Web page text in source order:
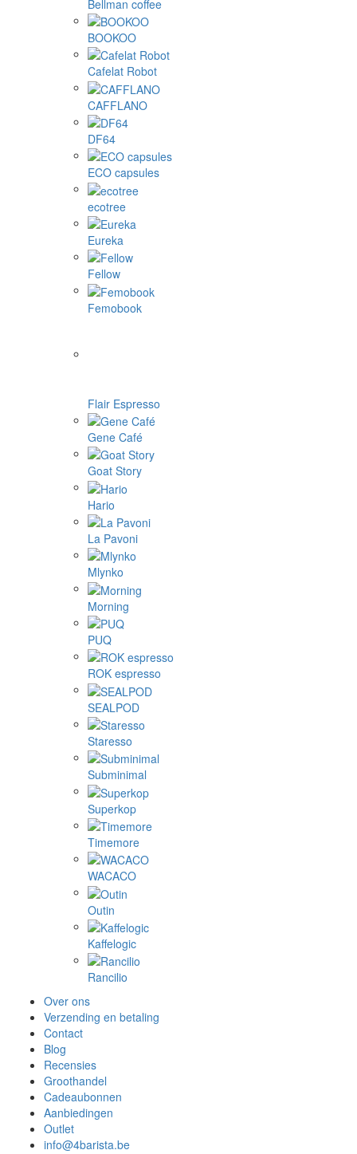
Bellman coffee
BOOKOO
Cafelat Robot
CAFFLANO
DF64
ECO capsules
ecotree
Eureka
Fellow
Femobook
Flair Espresso
Gene Café
Goat Story
Hario
La Pavoni
Mlynko
Morning
PUQ
ROK espresso
SEALPOD
Staresso
Subminimal
Superkop
Timemore
WACACO
Outin
Kaffelogic
Rancilio
Over ons
Verzending en betaling
Contact
Blog
Recensies
Groothandel
Cadeaubonnen
Aanbiedingen
Outlet
info@4barista.be